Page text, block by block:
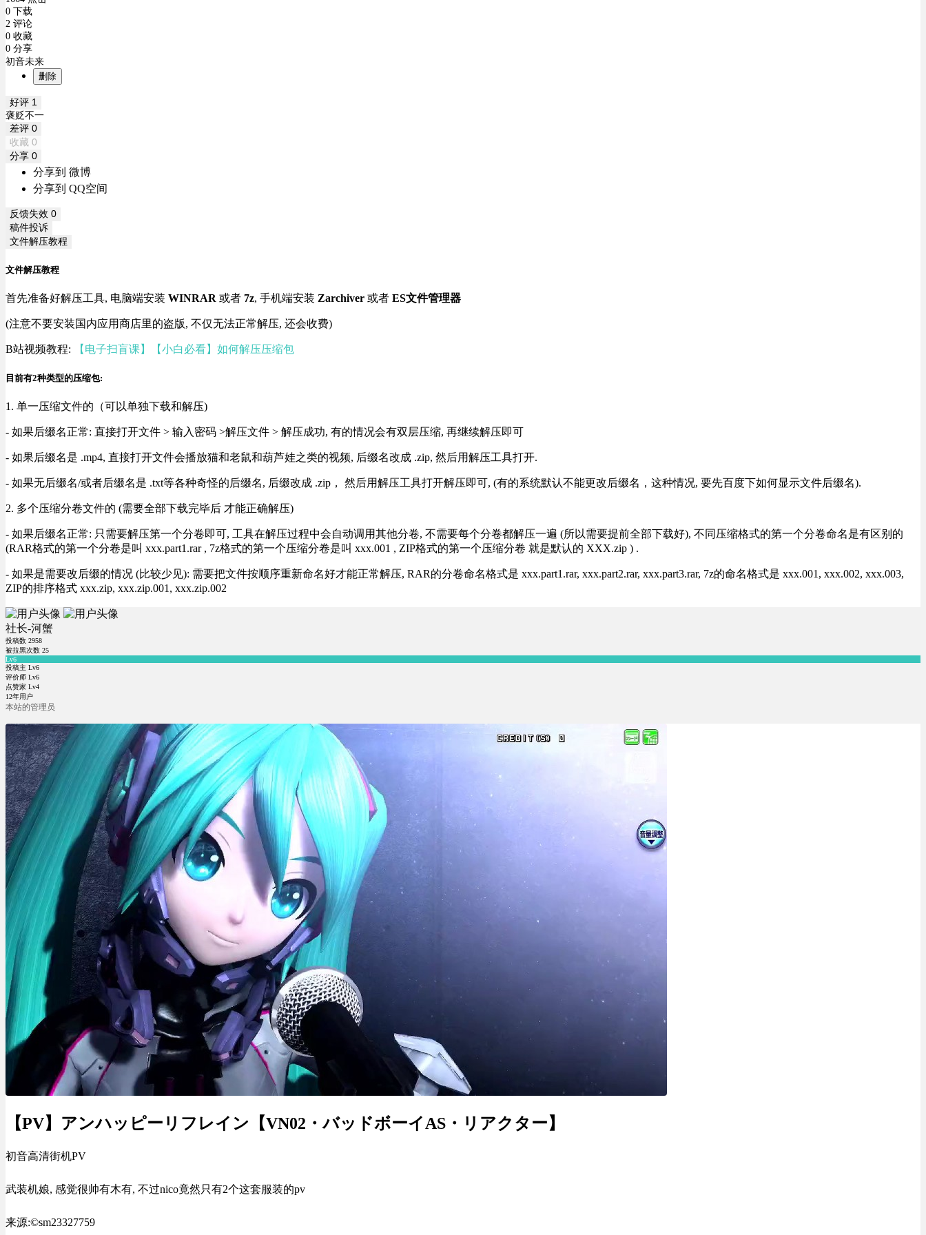
0 下载
2 评论
0 收藏
0 分享
初音未来
删除
好评 1
褒贬不一
差评 0
收藏 0
分享 0
分享到 微博
分享到 QQ空间
反馈失效 0
稿件投诉
文件解压教程
文件解压教程
首先准备好解压工具, 电脑端安装 WINRAR 或者 7z, 手机端安装 Zarchiver 或者 ES文件管理器
(注意不要安装国内应用商店里的盗版, 不仅无法正常解压, 还会收费)
B站视频教程: 【电子扫盲课】【小白必看】如何解压压缩包
目前有2种类型的压缩包:
1. 单一压缩文件的（可以单独下载和解压)
- 如果后缀名正常: 直接打开文件 > 输入密码 >解压文件 > 解压成功, 有的情况会有双层压缩, 再继续解压即可
- 如果后缀名是 .mp4, 直接打开文件会播放猫和老鼠和葫芦娃之类的视频, 后缀名改成 .zip, 然后用解压工具打开.
- 如果无后缀名/或者后缀名是 .txt等各种奇怪的后缀名, 后缀改成 .zip， 然后用解压工具打开解压即可, (有的系统默认不能更改后缀名，这种情况, 要先百度下如何显示文件后缀名).
2. 多个压缩分卷文件的 (需要全部下载完毕后 才能正确解压)
- 如果后缀名正常: 只需要解压第一个分卷即可, 工具在解压过程中会自动调用其他分卷, 不需要每个分卷都解压一遍 (所以需要提前全部下载好), 不同压缩格式的第一个分卷命名是有区别的
(RAR格式的第一个分卷是叫 xxx.part1.rar , 7z格式的第一个压缩分卷是叫 xxx.001 , ZIP格式的第一个压缩分卷 就是默认的 XXX.zip ) .
- 如果是需要改后缀的情况 (比较少见): 需要把文件按顺序重新命名好才能正常解压, RAR的分卷命名格式是 xxx.part1.rar, xxx.part2.rar, xxx.part3.rar, 7z的命名格式是 xxx.001, xxx.002, xxx.003,
ZIP的排序格式 xxx.zip, xxx.zip.001, xxx.zip.002
社长-河蟹
投稿数 2958
被拉黑次数 25
Lv6
投稿主 Lv6
评价师 Lv6
点赞家 Lv4
12年用户
本站的管理员
【PV】アンハッピーリフレイン【VN02・バッドボーイAS・リアクター】
初音高清街机PV
武装机娘, 感觉很帅有木有, 不过nico竟然只有2个这套服装的pv
来源:©sm23327759